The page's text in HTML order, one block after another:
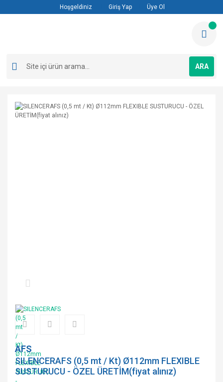
Hoşgeldiniz Giriş Yap Üye Ol
ARA
AFS
SILENCERAFS (0,5 mt / Kt) Ø112mm FLEXIBLE
SUSTURUCU - ÖZEL ÜRETİM(fiyat alınız)